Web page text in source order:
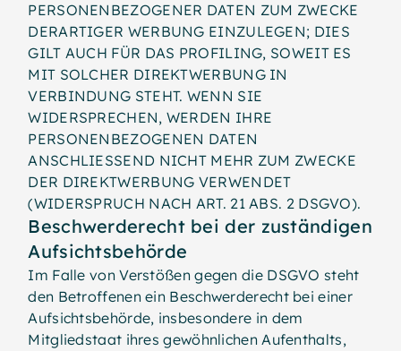
PERSONENBEZOGENER DATEN ZUM ZWECKE
DERARTIGER WERBUNG EINZULEGEN; DIES
GILT AUCH FÜR DAS PROFILING, SOWEIT ES
MIT SOLCHER DIREKTWERBUNG IN
VERBINDUNG STEHT. WENN SIE
WIDERSPRECHEN, WERDEN IHRE
PERSONENBEZOGENEN DATEN
ANSCHLIESSEND NICHT MEHR ZUM ZWECKE
DER DIREKTWERBUNG VERWENDET
(WIDERSPRUCH NACH ART. 21 ABS. 2 DSGVO).
Beschwerde­recht bei der zuständigen
Aufsichts­behörde
Im Falle von Verstößen gegen die DSGVO steht
den Betroffenen ein Beschwerderecht bei einer
Aufsichtsbehörde, insbesondere in dem
Mitgliedstaat ihres gewöhnlichen Aufenthalts,